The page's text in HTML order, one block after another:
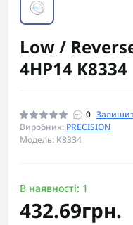
Low /
4HP14 K8334
0
Виробник: PRECISION
Модель: K8334
В наявності: 1
432.69грн.